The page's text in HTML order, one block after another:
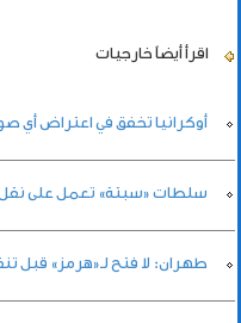
اقرأ أيضاً خارجيات
أوكرانيا تخفق في اعتراض أي
سلطات «سبتة» تعمل على نقل
طهران: لا فتح لـ«هرمز» قبل